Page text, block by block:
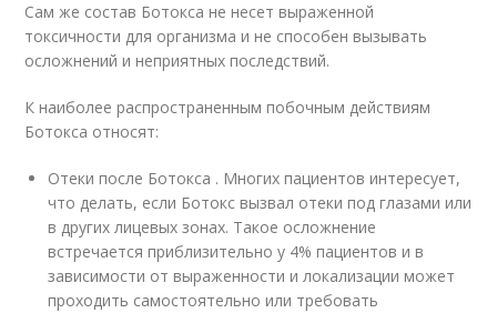
Сам же состав Ботокса не несет выраженной
токсичности для организма и не способен вызывать
осложнений и неприятных последствий.
К наиболее распространенным побочным действиям
Ботокса относят:
Отеки после Ботокса . Многих пациентов интересует,
что делать, если Ботокс вызвал отеки под глазами или
в других лицевых зонах. Такое осложнение
встречается приблизительно у 4% пациентов и в
зависимости от выраженности и локализации может
проходить самостоятельно или требовать